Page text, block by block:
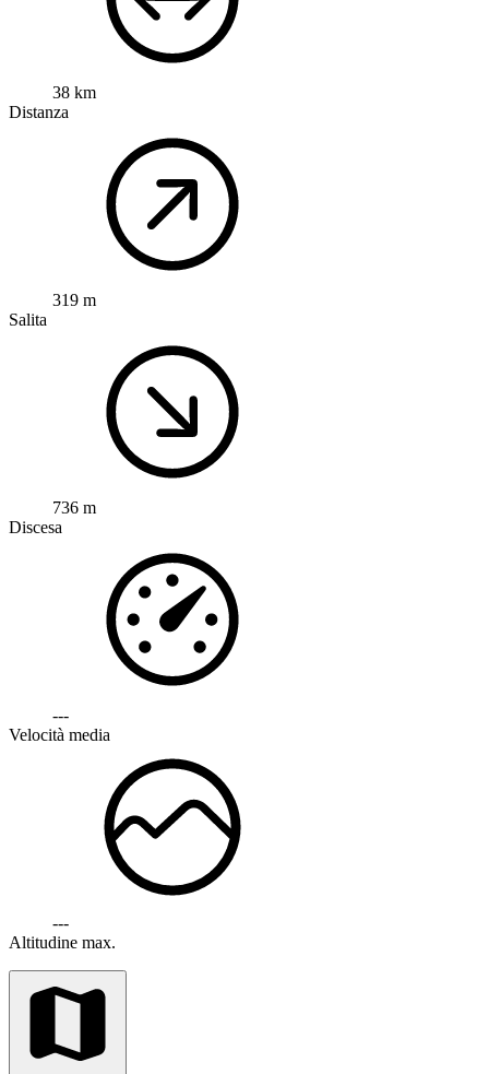
38 km
Distanza
319 m
Salita
736 m
Discesa
---
Velocità media
---
Altitudine max.